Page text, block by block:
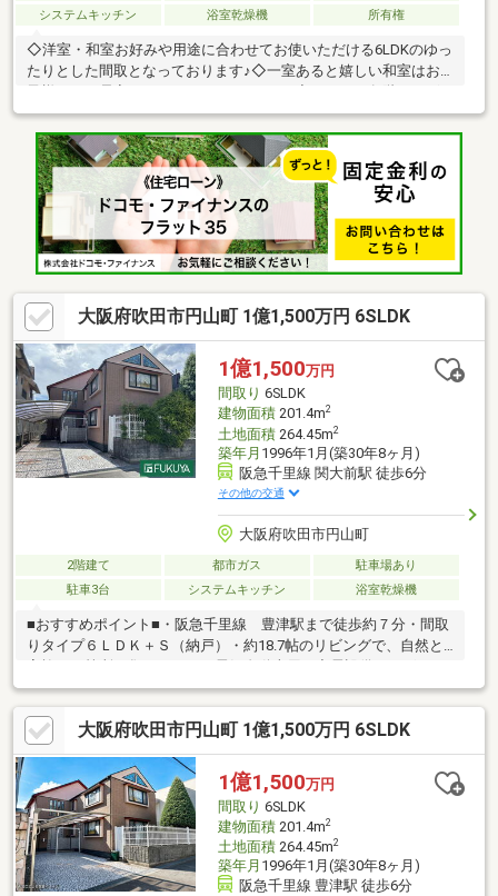
システムキッチン
浴室乾燥機 所有権
◇洋室・和室お好みや用途に合わせてお使いただける6LDKのゆっ
たりとした間取となっております♪◇一室あると嬉しい和室はお
いますので忙しい朝の時間帯も安心◎◇南東・北西2面バルコニ
ーの為通風し良好！洗濯物もしっかり干せます！また雨の日に
は、燥機付きの浴室で乾かすこともできますので大変便利です
♪◇千里山保育園約430ｍ、千三保育園約520ｍ、千里第二小学校
約760ｍ、第一中学校約630ｍ～子育てにも嬉しい住宅環境です♪
～※1階洋室部分約9.6㎡増築未登記有※現状有姿取引※売主の契約
不適合責任及び設備修補義務は免責
大阪府吹田市円山町 1億1,500万円 6SLDK
1億1,500万円
間取り 6SLDK
建物面積201.4m2
土地面積264.45m2
築年月 1996年1月(築30年8ヶ月)
阪急千里線 関大前駅 徒歩6分
その他の交通
大阪府吹田市円山町
2階建て 都市ガス
駐車場あり
駐車3台
システムキッチン 浴室乾燥機
■おすすめポイント■・阪急千里線 豊津駅まで徒歩約７分・間取
りタイプ６ＬＤＫ＋Ｓ（納戸）・約18.7帖のリビングで、自然と
す ・玄関上吹き抜けとなっており、開放的な空間とな
っております・全居室６帖以上あり、個人の空間も確保できます
■近隣施設■【学校】・吹田市立千里第三小学校 徒歩約１７分
（約1300ｍ）・吹田市立第一中学校 徒歩約１３分（約990ｍ）
【商業施設など】・ライフ豊津店 徒歩約１０分（約770ｍ）・
ローソン吹田円山町店 徒歩約３分（約210ｍ）・スギ薬局豊津
店 徒歩約７分（約550ｍ）
大阪府吹田市円山町 1億1,500万円 6SLDK
1億1,500万円
間取り 6SLDK
建物面積201.4m2
土地面積264.45m2
築年月 1996年1月(築30年8ヶ月)
阪急千里線 豊津駅 徒歩6分